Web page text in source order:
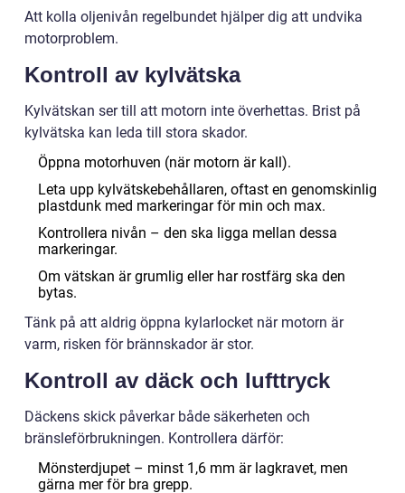
Att kolla oljenivån regelbundet hjälper dig att undvika
motorproblem.
Kontroll av kylvätska
Kylvätskan ser till att motorn inte överhettas. Brist på
kylvätska kan leda till stora skador.
Öppna motorhuven (när motorn är kall).
Leta upp kylvätskebehållaren, oftast en genomskinlig
plastdunk med markeringar för min och max.
Kontrollera nivån – den ska ligga mellan dessa
markeringar.
Om vätskan är grumlig eller har rostfärg ska den
bytas.
Tänk på att aldrig öppna kylarlocket när motorn är
varm, risken för brännskador är stor.
Kontroll av däck och lufttryck
Däckens skick påverkar både säkerheten och
bränsleförbrukningen. Kontrollera därför:
Mönsterdjupet – minst 1,6 mm är lagkravet, men
gärna mer för bra grepp.